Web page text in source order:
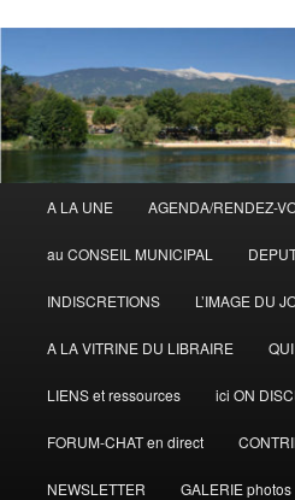
principal
A LA UNE AGENDA/RENDEZ-
au CONSEIL MUNICIPAL
INDISCRETIONS L’IMAGE DU
A LA VITRINE DU LIBRAIRE
LIENS et ressources ici ON
FORUM-CHAT en direct
NEWSLETTER GALERIE photos